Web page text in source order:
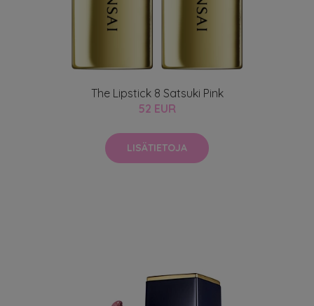
The Lipstick 8 Satsuki Pink
52 EUR
LISÄTIETOJA